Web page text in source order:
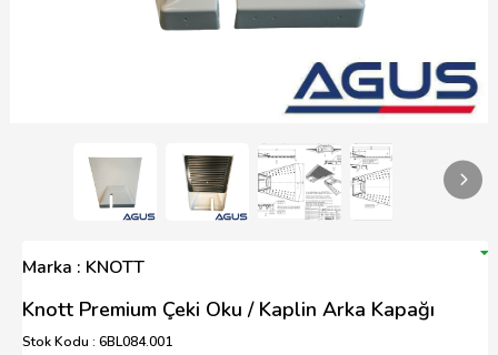
Marka : KNOTT
Knott Premium Çeki Oku / Kaplin Arka Kapağı
Stok Kodu : 6BL084.001